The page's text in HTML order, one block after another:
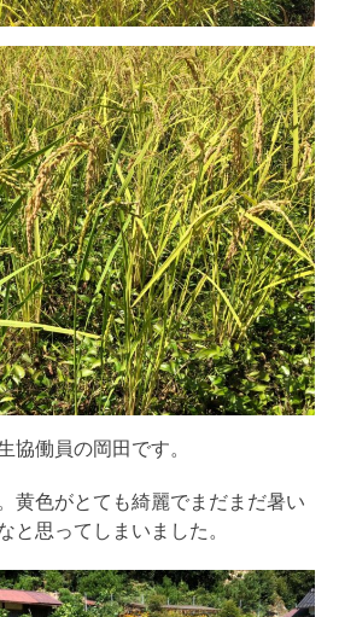
協働員の岡田です。
黄色がとても綺麗でまだまだ暑い
と思ってしまいました。